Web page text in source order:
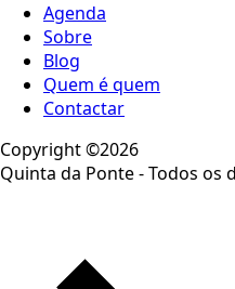
Agenda
Sobre
Blog
Quem é quem
Contactar
Copyright ©2026
Quinta da Ponte - Todos os